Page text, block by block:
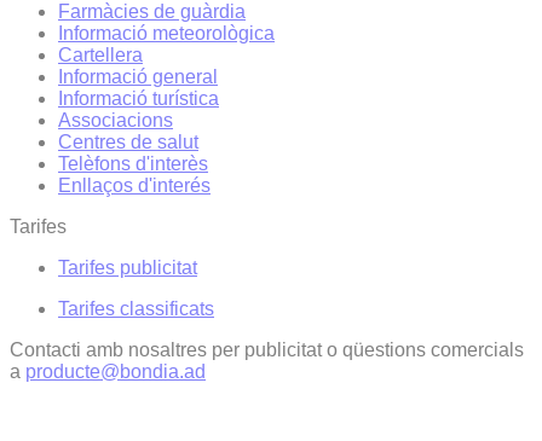
Farmàcies de guàrdia
Informació meteorològica
Cartellera
Informació general
Informació turística
Associacions
Centres de salut
Telèfons d'interès
Enllaços d'interés
Tarifes
Tarifes publicitat
Tarifes classificats
Contacti amb nosaltres per publicitat o qüestions comercials
a producte@bondia.ad